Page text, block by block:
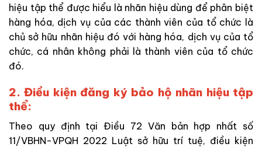
hiệu tập thể được hiểu là nhãn hiệu dùng để phân biệt
hàng hóa, dịch vụ của các thành viên của tổ chức là
chủ sở hữu nhãn hiệu đó với hàng hóa, dịch vụ của tổ
chức, cá nhân không phải là thành viên của tổ chức
đó.
2. Điều kiện đăng ký bảo hộ nhãn hiệu tập
thể:
Theo quy định tại Điều 72 Văn bản hợp nhất số
11/VBHN-VPQH 2022 Luật sở hữu trí tuệ, điều kiện